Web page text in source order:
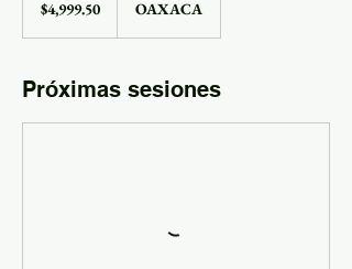
mexicanos
$4,999.50 OAXACA
Próximas sesiones